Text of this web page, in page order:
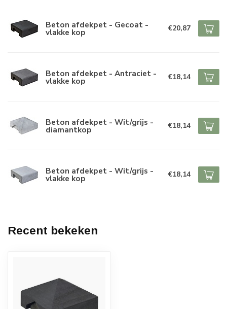
Beton afdekpet - Gecoat -
vlakke kop €20,87
Beton afdekpet - Antraciet -
vlakke kop €18,14
Beton afdekpet - Wit/grijs -
diamantkop €18,14
Beton afdekpet - Wit/grijs -
vlakke kop €18,14
Recent bekeken